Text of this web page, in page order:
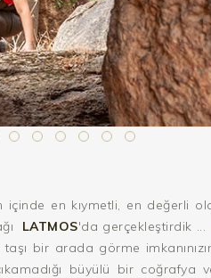
içinde en kıymetli, en değerli
LATMOS'da gerçekleştirdik ...
bir arada görme
büyülü bir coğrafya